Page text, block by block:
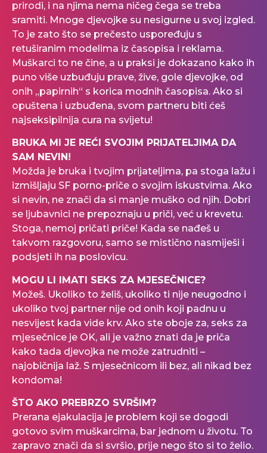
prirodi, i na njima nema ničeg čega se treba
sramiti. Mnoge djevojke su nesigurne u svoj izgled.
To je zato što se prečesto uspoređuju s
retuširanim modelima iz časopisa i reklama.
Muškarci to ne čine, a u praksi je dokazano kako ih
puno više uzbuđuju prave, žive, gole djevojke, od
onih „papirnih“ s korica modnih časopisa. Ako si
opuštena i uzbuđena, svom partneru biti ćeš
najseksipilnija cura na svijetu!
BRUKA MI JE REĆI SVOJIM PRIJATELJIMA DA
SAM NEVIN!
Možda je bruka i tvojim prijateljima, pa stoga lažu i
izmišljaju SF porno-priče o svojim iskustvima. Ako
si nevin, ne znači da si manje muško od njih. Dobri
se ljubavnici ne prepoznaju u priči, već u krevetu.
Stoga, nemoj pričati priče! Kada se nađeš u
takvom razgovoru, samo se mistično nasmiješi i
podsjeti ih na poslovicu.
MOGU LI IMATI SEKS ZA MJESEČNICE?
Možeš. Ukoliko to želiš, ukoliko ti nije neugodno i
ukoliko tvoj partner nije od onih koji padnu u
nesvijest kada vide krv. Ako ste oboje za, seks za
mjesečnice je OK, ali je važno znati da je priča
kako tada djevojka ne može zatrudniti –
najobičnija laž. S mjesečnicom ili bez, ali nikad bez
kondoma!
ŠTO AKO PREBRZO SVRŠIM?
Prerana ejakulacija je problem koji se dogodi
gotovo svim muškarcima, bar jednom u životu. To
zapravo znači da si svršio, prije nego što si to želio.